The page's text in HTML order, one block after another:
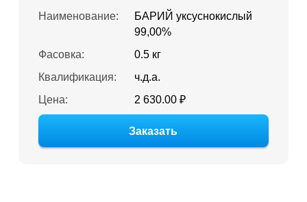
Наименование:
БАРИЙ уксуснокислый
99,00%
Фасовка:
0.5 кг
Квалификация:
ч.д.а.
Цена:
2 630.00 ₽
Заказать